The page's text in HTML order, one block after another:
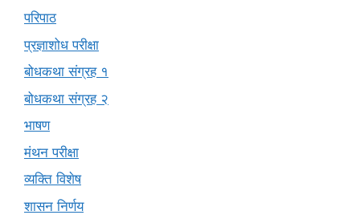
परिपाठ
प्रज्ञाशोध परीक्षा
बोधकथा संग्रह १
बोधकथा संग्रह २
भाषण
मंथन परीक्षा
व्यक्ति विशेष
शासन निर्णय